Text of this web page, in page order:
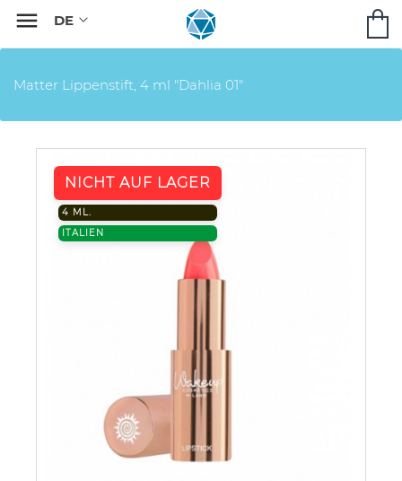

Matter Lippenstift, 4 ml "Dahlia 01"
NICHT AUF LAGER
4 ML.
ITALIEN